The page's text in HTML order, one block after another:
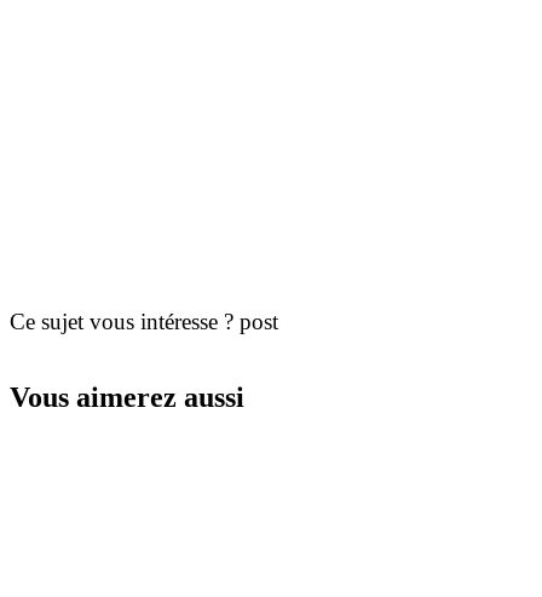
Ce sujet vous intéresse ? post
Vous aimerez aussi